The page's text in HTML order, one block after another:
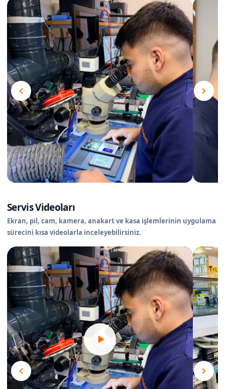
Servis Videoları
Ekran, pil, cam, kamera, anakart ve kasa işlemlerinin uygulama
sürecini kısa videolarla inceleyebilirsiniz.